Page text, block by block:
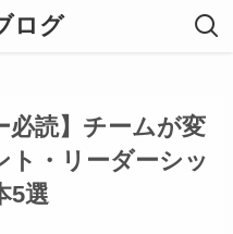
ログ
必読】チームが変
ト・リーダーシッ
5選